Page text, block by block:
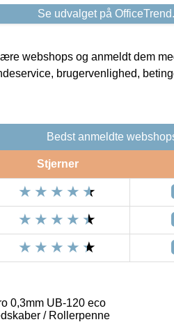
Se udvalget på
webshops og anmeldt dem
brugervenlighed,
Bedst anmeldte
Stjerner
0,3mm UB-120 eco
/ Rollerpenne